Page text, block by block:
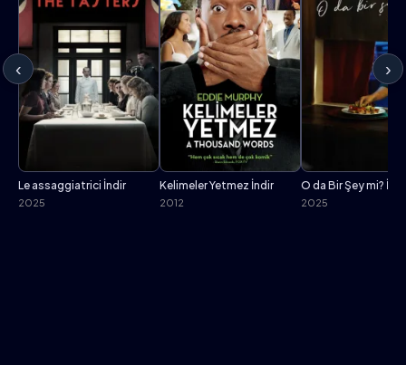
‹
Le assaggiatrici İndir
2025
Kelimeler Yetmez İndir
2012
O da Bir Şey mi?
2025
›